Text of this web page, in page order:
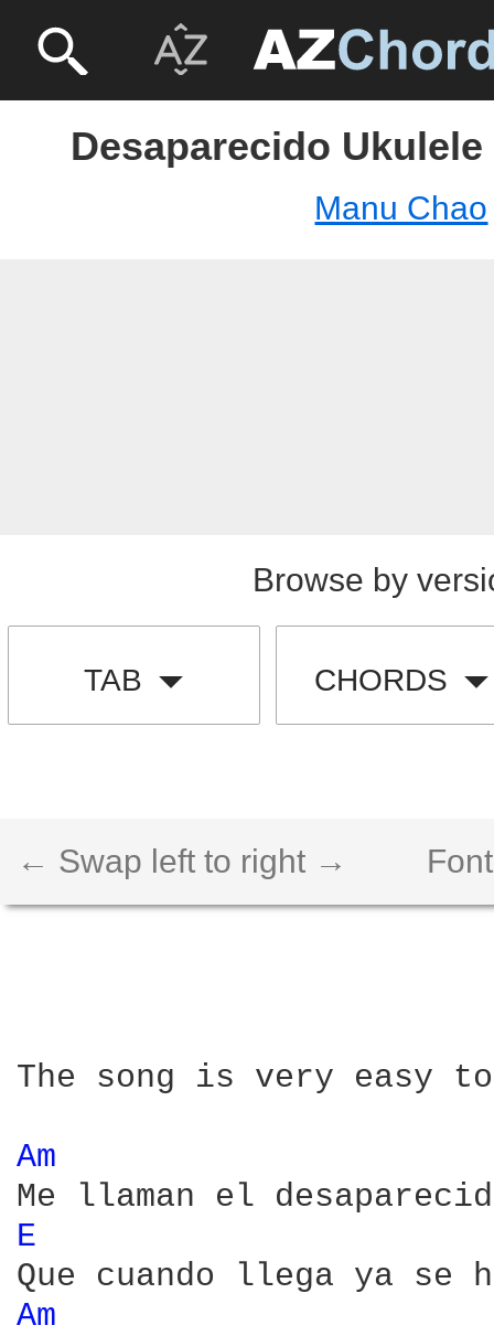
Desaparecido
Manu Chao
Browse by
TAB CHORDS
← Swap left to right →
The song is very easy
Am
E
Am